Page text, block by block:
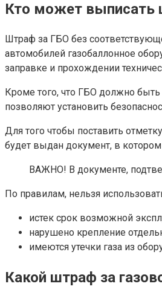
Кто может выписать
Штраф за ГБО без
автомобилей газобаллонное
заправке и прохождении
Кроме того, что ГБО должно быть
позволяют установить
Для того чтобы поставить
будет выдан документ, в
ВАЖНО! В документе,
По правилам, нельзя
истек срок возможной
нарушено крепление
имеются утечки газа из
Какой штраф за